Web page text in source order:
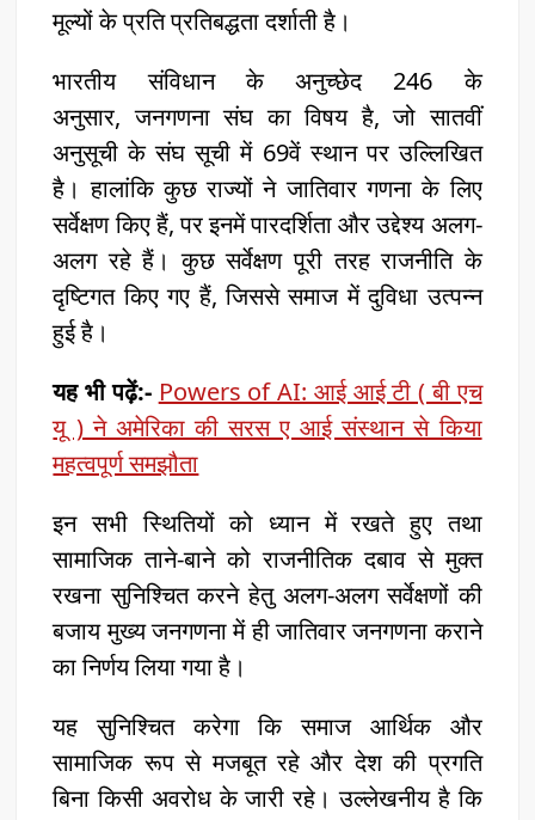
मूल्यों के प्रति प्रतिबद्धता दर्शाती है।
भारतीय संविधान के अनुच्छेद 246 के
अनुसार, जनगणना संघ का विषय है, जो सातवीं
अनुसूची के संघ सूची में 69वें स्थान पर उल्लिखित
है। हालांकि कुछ राज्यों ने जातिवार गणना के लिए
सर्वेक्षण किए हैं, पर इनमें पारदर्शिता और उद्देश्य अलग-
अलग रहे हैं। कुछ सर्वेक्षण पूरी तरह राजनीति के
दृष्टिगत किए गए हैं, जिससे समाज में दुविधा उत्पन्न
हुई है।
यह भी पढ़ें:- Powers of AI: आई आई टी ( बी एच
यू ) ने अमेरिका की सरस ए आई संस्थान से किया
महत्वपूर्ण समझौता
इन सभी स्थितियों को ध्यान में रखते हुए तथा
सामाजिक ताने-बाने को राजनीतिक दबाव से मुक्त
रखना सुनिश्चित करने हेतु अलग-अलग सर्वेक्षणों की
बजाय मुख्य जनगणना में ही जातिवार जनगणना कराने
का निर्णय लिया गया है।
यह सुनिश्चित करेगा कि समाज आर्थिक और
सामाजिक रूप से मजबूत रहे और देश की प्रगति
बिना किसी अवरोध के जारी रहे। उल्लेखनीय है कि